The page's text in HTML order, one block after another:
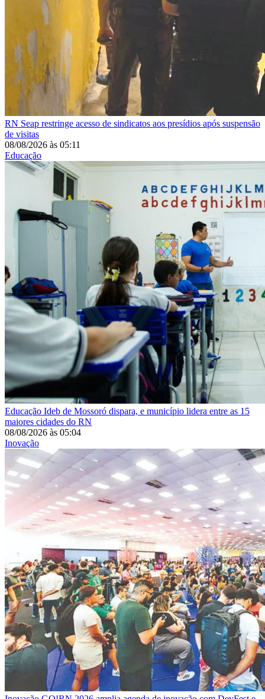
RN Seap restringe acesso de sindicatos aos presídios após suspensão
de visitas
08/08/2026 às 05:11
Educação
Educação Ideb de Mossoró dispara, e município lidera entre as 15
maiores cidades do RN
08/08/2026 às 05:04
Inovação